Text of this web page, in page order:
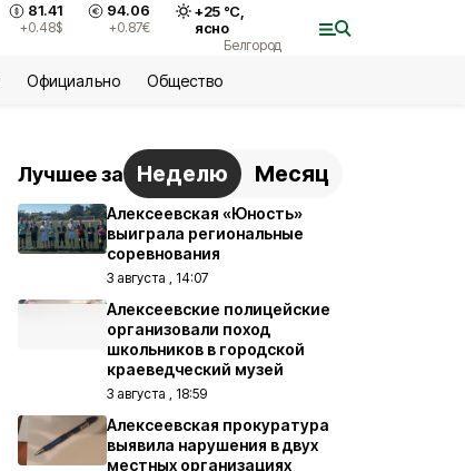
81.41
+0.48$
94.06
+0.87€
+25°С,
ясно
Белгород
Официально Общество
Лучшее за Неделю Месяц
Алексеевская «Юность»
выиграла региональные
соревнования
3 августа , 14:07
Алексеевские полицейские
организовали поход
школьников в городской
краеведческий музей
3 августа , 18:59
Алексеевская прокуратура
выявила нарушения в двух
местных организациях